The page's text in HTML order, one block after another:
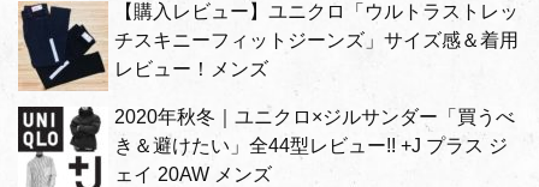
【購入レビュー】ユニクロ「ウルトラストレッ
チスキニーフィットジーンズ」サイズ感＆着用
レビュー！メンズ
2020年秋冬｜ユニクロ×ジルサンダー「買うべ
き＆避けたい」全44型レビュー!! +J プラス ジ
ェイ 20AW メンズ